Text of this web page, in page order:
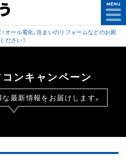
MENU
オール電化、住まいのリフォームなどのお困
ださい！
ンキャンペーン
最新情報をお届けします。